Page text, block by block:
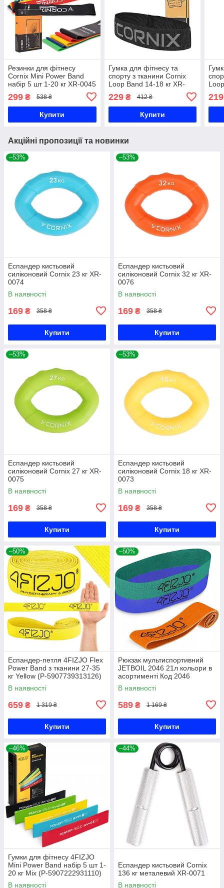
Резинки для фітнесу
Cornix Mini Power Band
набір 5 шт 1-20 кг XR-0045
299 ₴ 538 ₴
Купити
Гумка для фітнесу та
спорту з тканини Cornix
Loop Band 14-18 кг XR-
229₴ 412 ₴
Купити
219
Акційні пропозиції та новинки
–53%
Еспандер кистьовий
силіконовий Cornix 23 кг XR-
0074
В наявності
169 ₴ 358 ₴
Купити
–53%
Еспандер кистьовий
силіконовий Cornix 32 кг XR-
0076
В наявності
169 ₴ 358 ₴
Купити
–53%
Еспандер кистьовий
силіконовий Cornix 27 кг XR-
0075
В наявності
169 ₴ 358 ₴
Купити
–53%
Еспандер кистьовий
силіконовий Cornix 18 кг XR-
0073
В наявності
169 ₴ 358 ₴
Купити
–50%
Еспандер-петля 4FIZJO Flex
Power Band з тканини 27-35
кг Yellow (P-5907739313126)
В наявності
659 ₴ 1 319 ₴
Купити
–50%
Рюкзак мультиспортивний
JETBOIL 2046 21л кольори в
асортименті Код 2046
В наявності
589 ₴ 1 169 ₴
Купити
–46%
Гумки для фітнесу 4FIZJO
Mini Power Band набір 5 шт 1-
20 кг Mix (P-5907222931110)
В наявності
–44%
Еспандер кистьовий Cornix
136 кг металевий XR-0071
В наявності